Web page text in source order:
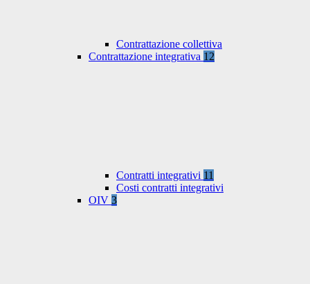
Contrattazione collettiva
Contrattazione integrativa 12
Contratti integrativi 11
Costi contratti integrativi
OIV 3